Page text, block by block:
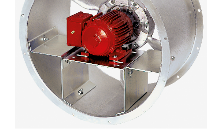
Lighting and Electrical
Equipment
Complete solutions in lighting and electrical
material for each project and need